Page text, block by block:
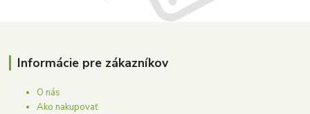
Informácie pre zákazníkov
O nás
Ako nakupovať